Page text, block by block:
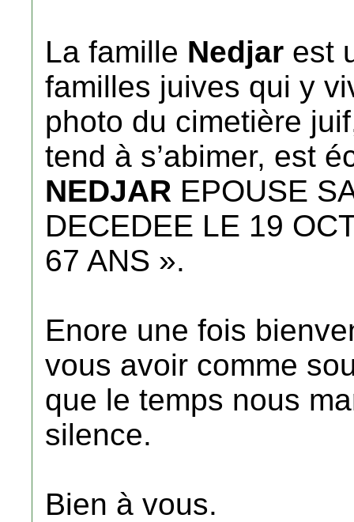
La famille Nedjar est
familles juives qui y
photo du cimetière
tend à s’abimer, est
NEDJAR EPOUSE
DECEDEE LE 19
67 ANS ».
Enore une fois
vous avoir comme
que le temps nous
silence.
Bien à vous.